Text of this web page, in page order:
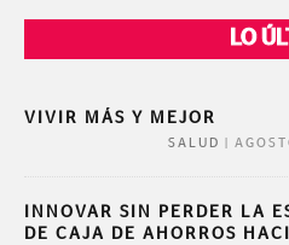
LO
VIVIR MÁS Y MEJOR
SALUD
INNOVAR SIN PERDER LA
DE CAJA DE AHORROS